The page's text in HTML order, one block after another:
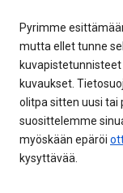
Pyrimme
mutta ellet tunne
kuvapistetunnisteet
kuvaukset.
olitpa sitten uusi tai
suosittelemme
myöskään epäröi
kysyttävää.